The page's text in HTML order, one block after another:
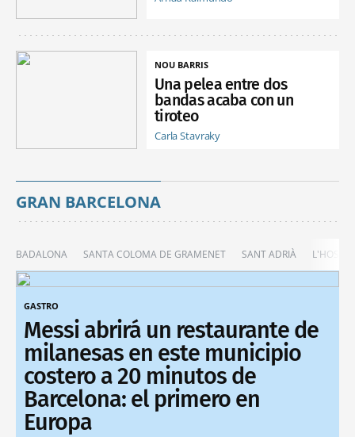
NOU BARRIS
Una pelea entre dos
bandas acaba con un
tiroteo
Carla Stavraky
GRAN BARCELONA
BADALONA SANTA COLOMA DE GRAMENET SANT ADRIÀ
GASTRO
Messi abrirá un restaurante de
milanesas en este municipio
costero a 20 minutos de
Barcelona: el primero en
Europa